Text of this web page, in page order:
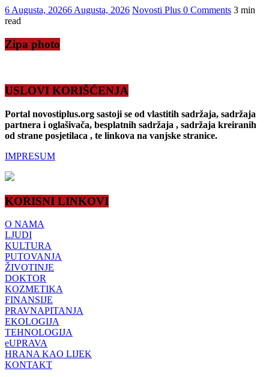
6 Augusta, 20266 Augusta, 2026 Novosti Plus 0 Comments 3 min
read
Zipa photo
USLOVI KORIŠĆENJA
Portal novostiplus.org sastoji se od vlastitih sadržaja, sadržaja
partnera i oglašivača, besplatnih sadržaja , sadržaja kreiranih
od strane posjetilaca , te linkova na vanjske stranice.
IMPRESUM
KORISNI LINKOVI
O NAMA
LJUDI
KULTURA
PUTOVANJA
ŽIVOTINJE
DOKTOR
KOZMETIKA
FINANSIJE
PRAVNAPITANJA
EKOLOGIJA
TEHNOLOGIJA
eUPRAVA
HRANA KAO LIJEK
KONTAKT